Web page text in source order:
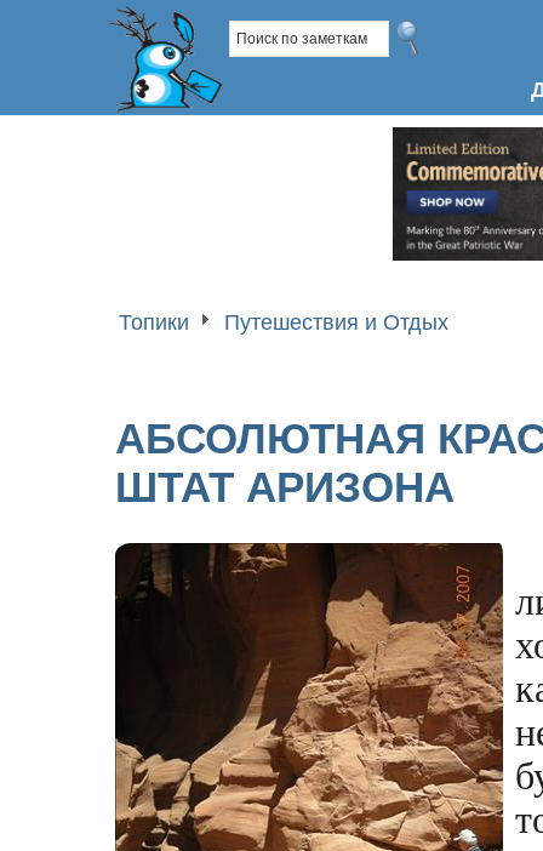
Топики Путешествия и Отдых
АБСОЛЮТНАЯ
ШТАТ АРИЗОНА